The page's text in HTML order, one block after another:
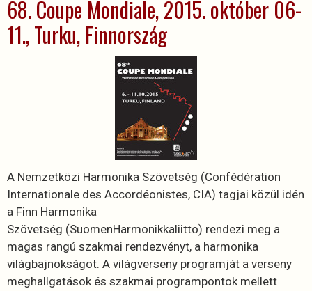
68. Coupe Mondiale, 2015. október 06-
11., Turku, Finnország
A Nemzetközi Harmonika Szövetség (Confédération
Internationale des Accordéonistes, CIA) tagjai közül idén
a Finn Harmonika
Szövetség (SuomenHarmonikkaliitto) rendezi meg a
magas rangú szakmai rendezvényt, a harmonika
világbajnokságot. A világverseny programját a verseny
meghallgatások és szakmai programpontok mellett